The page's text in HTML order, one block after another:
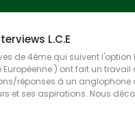
L.C.E
de 4ème qui suivent l'option
Européenne ) ont fait un travail
réponses à un anglophone
et ses aspirations. Nous